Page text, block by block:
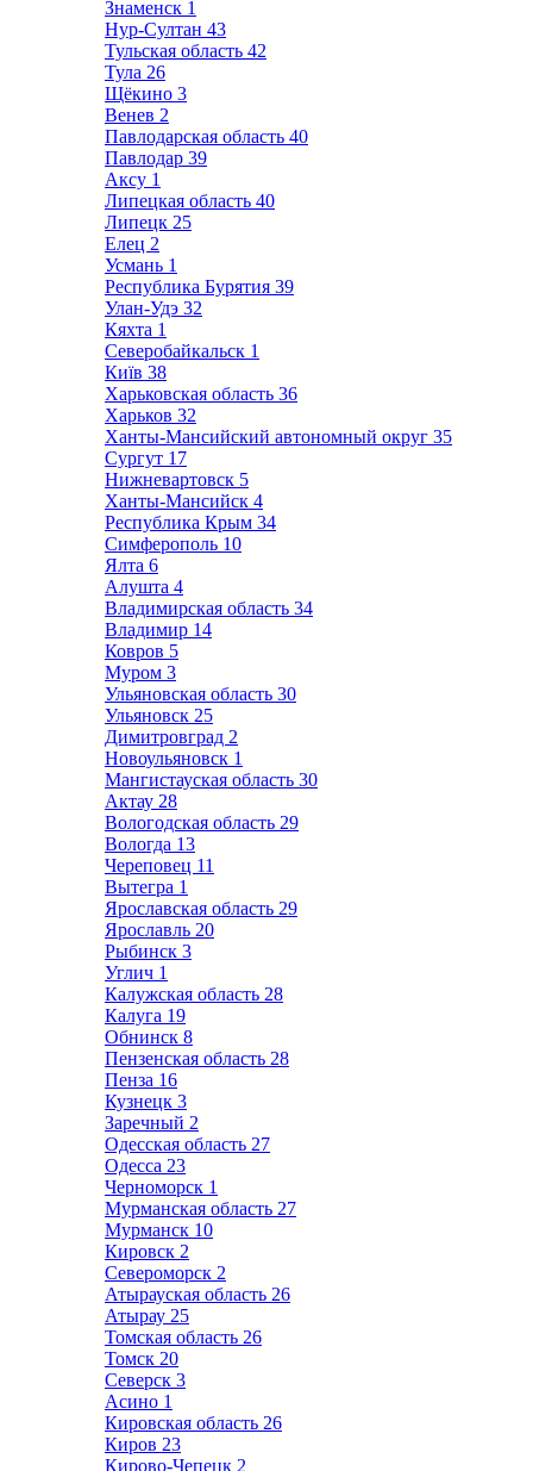
Знаменск 1
Нур-Султан 43
Тульская область 42
Тула 26
Щёкино 3
Венев 2
Павлодарская область 40
Павлодар 39
Аксу 1
Липецкая область 40
Липецк 25
Елец 2
Усмань 1
Республика Бурятия 39
Улан-Удэ 32
Кяхта 1
Северобайкальск 1
Київ 38
Харьковская область 36
Харьков 32
Ханты-Мансийский автономный округ 35
Сургут 17
Нижневартовск 5
Ханты-Мансийск 4
Республика Крым 34
Симферополь 10
Ялта 6
Алушта 4
Владимирская область 34
Владимир 14
Ковров 5
Муром 3
Ульяновская область 30
Ульяновск 25
Димитровград 2
Новоульяновск 1
Мангистауская область 30
Актау 28
Вологодская область 29
Вологда 13
Череповец 11
Вытегра 1
Ярославская область 29
Ярославль 20
Рыбинск 3
Углич 1
Калужская область 28
Калуга 19
Обнинск 8
Пензенская область 28
Пенза 16
Кузнецк 3
Заречный 2
Одесская область 27
Одесса 23
Черноморск 1
Мурманская область 27
Мурманск 10
Кировск 2
Североморск 2
Атырауская область 26
Атырау 25
Томская область 26
Томск 20
Северск 3
Асино 1
Кировская область 26
Киров 23
Кирово-Чепецк 2